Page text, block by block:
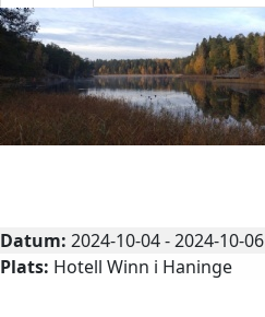
Datum: 2024-10-04 - 2024-10-06
Plats: Hotell Winn i Haninge